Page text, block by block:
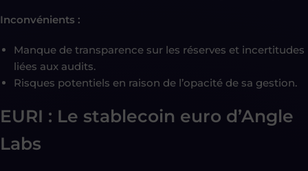
Inconvénients :
Manque de transparence sur les réserves et incertitudes
liées aux audits.
Risques potentiels en raison de l’opacité de sa gestion.
EURI : Le stablecoin euro d’Angle
Labs